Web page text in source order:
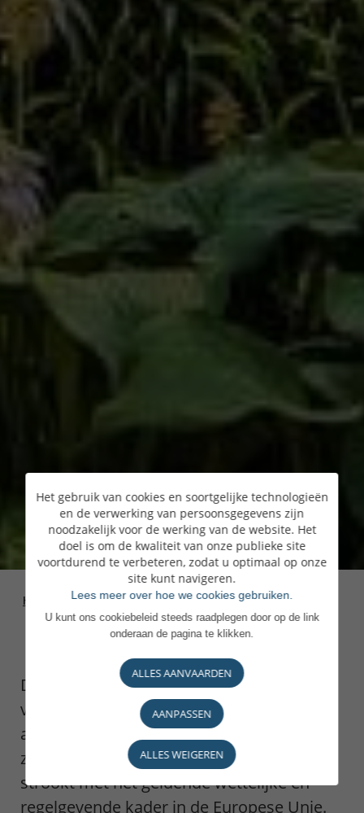
Homepage>Onze bank>Governance
Door ons professionele bestuur, onze
voorbeeldige organisatie en onze
aangepaste ondersteunende technologie
zijn we een erg stabiele bank. Ons bestuur
strookt met het geldende wettelijke en
regelgevende kader in de Europese Unie.
Het gebruik van cookies en soortgelijke technologieën
en de verwerking van persoonsgegevens zijn
noodzakelijk voor de werking van de website. Het
doel is om de kwaliteit van onze publieke site
voortdurend te verbeteren, zodat u optimaal op onze
site kunt navigeren.
Lees meer over hoe we cookies gebruiken.
U kunt ons cookiebeleid steeds raadplegen door op de link
onderaan de pagina te klikken.
ALLES AANVAARDEN
AANPASSEN
ALLES WEIGEREN